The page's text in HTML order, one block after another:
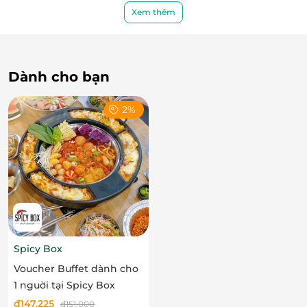
nhận hoàn thành chuyến bay - một dấu mốc
cho sự dũng cảm chinh phục bầu trời.
Quà tặng lưu niệm độc đáo được trao tận tay
như một phần thưởng.
Nước và trái cây tươi mát giúp bạn hồi sức sau
khi hạ cánh nhẹ nhàng giữa thiên nhiên Nha
Trang.
Xem thêm
Dành cho bạn
2%
Spicy Box
Voucher Buffet dành cho
1 nguời tại Spicy Box
đ147.225 đ151.000